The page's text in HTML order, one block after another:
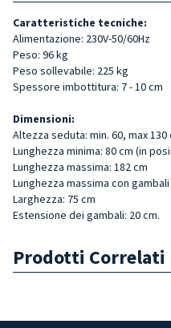
Caratteristiche tecniche:
Alimentazione: 230V-50/60Hz
Peso: 96 kg
Peso sollevabile: 225 kg
Spessore imbottitura: 7 - 10 cm
Dimensioni:
Altezza seduta: min. 60, max
Lunghezza minima: 80 cm (in
Lunghezza massima: 182 cm
Lunghezza massima con
Larghezza: 75 cm
Estensione dei gambali: 20 cm.
Prodotti Correlati